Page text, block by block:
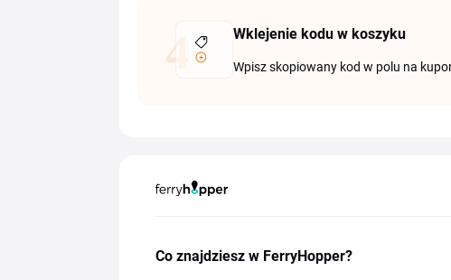
Wklejenie kodu w koszyku
Wpisz skopiowany kod w polu na
Co znajdziesz w FerryHopper?